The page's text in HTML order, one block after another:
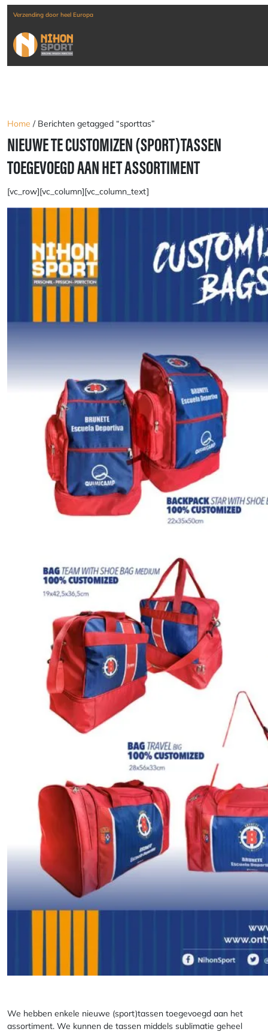
Verzending door heel Europa
Home / Berichten getagged “sporttas”
NIEUWE TE CUSTOMIZEN (SPORT)TASSEN
TOEGEVOEGD AAN HET ASSORTIMENT
[vc_row][vc_column][vc_column_text]
We hebben enkele nieuwe (sport)tassen toegevoegd aan het
assortiment. We kunnen de tassen middels sublimatie geheel